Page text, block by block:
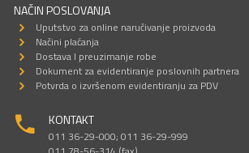
NAČIN POSLOVANJA
Uputstvo za online naručivanje proizvoda
Načini plaćanja
Dostava I preuzimanje robe
Dokument za evidentiranje poslovnih partnera
Potvrda o izvršenom evidentiranju za PDV
KONTAKT
011 36-29-000; 011 36-29-999